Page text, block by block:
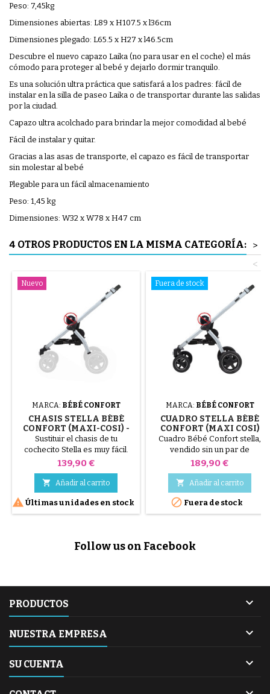
Peso: 7,45kg
Dimensiones abiertas: L89 x H107.5 x l36cm
Dimensiones plegado: L65.5 x H27 x l46.5cm
Descubre el nuevo capazo Laika (no para usar en el coche) el más
cómodo para proteger al bebé y dejarlo dormir tranquilo.
Es una solución ultra práctica que satisfará a los padres: fácil de
instalar en la silla de paseo Laika o de transportar durante las salidas
por la ciudad.
Capazo ultra acolchado para brindar la mejor comodidad al bebé
Fácil de instalar y quitar.
Gracias a las asas de transporte, el capazo es fácil de transportar
sin molestar al bebé
Plegable para un fácil almacenamiento
Peso: 1,45 kg
Dimensiones: W32 x W78 x H47 cm
4 OTROS PRODUCTOS EN LA MISMA CATEGORÍA: >
<
Nuevo
MARCA: BÉBÉ CONFORT
CHASIS STELLA BÉBÉ
CONFORT (MAXI-COSI) -
CHASIS DESNUDO SIN
ACCESORIOS
Sustituir el chasis de tu
cochecito Stella es muy fácil.
¿Ya tienes los accesorios? Este
Confort (Maxi-Cosi ) se vende
desnudo. Es la solución
económica para dar una nueva
vida a tu cochecito si tu chasis
Cosi. Se vende sin hamaca,
Precio
139,90 €
 Añadir al carrito
 Últimas unidades en stock
Fuera de stock
MARCA: BÉBÉ CONFORT
CUADRO STELLA BÉBÉ
CONFORT (MAXI COSI)
Cuadro Bébé Confort stella,
vendido sin un par de
adaptadores
Precio
189,90 €
 Añadir al carrito
 Fuera de stock
Follow us on Facebook
PRODUCTOS 
NUESTRA EMPRESA 
SU CUENTA 